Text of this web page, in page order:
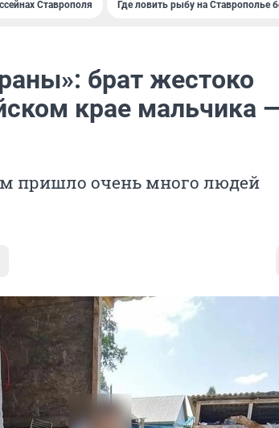
Ставрополя Где ловить рыбу на Ставрополье
брат жестоко
крае мальчика
пришло очень много людей